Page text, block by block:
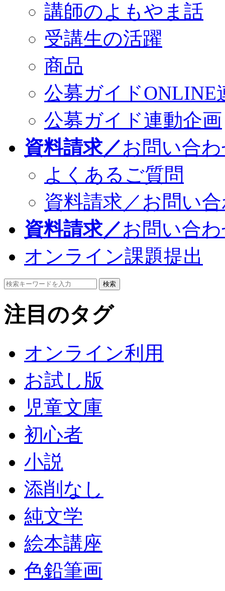
講師のよもやま話
受講生の活躍
商品
公募ガイドONLINE
公募ガイド連動企画
資料請求／お問い合
よくあるご質問
資料請求／お問い
資料請求／お問い合
オンライン課題提出
検索
注目のタグ
オンライン利用
お試し版
児童文庫
初心者
小説
添削なし
純文学
絵本講座
色鉛筆画